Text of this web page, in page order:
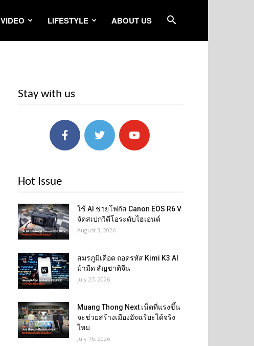
VIDEO LIFESTYLE ABOUT US
Stay with us
Hot Issue
ใช้ AI ช่วยโฟกัส Canon EOS R6 V
จัดสเปกวิดีโอระดับไฮเอนด์
August 3, 2026
สมรภูมิเดือด ถอดรหัส Kimi K3 AI
ม้ามืด สัญชาติจีน
July 27, 2026
Muang Thong Next เน็ตที่แรงขึ้น
จะช่วยสร้างเมืองอัจฉริยะได้จริง
ไหม
July 16, 2026